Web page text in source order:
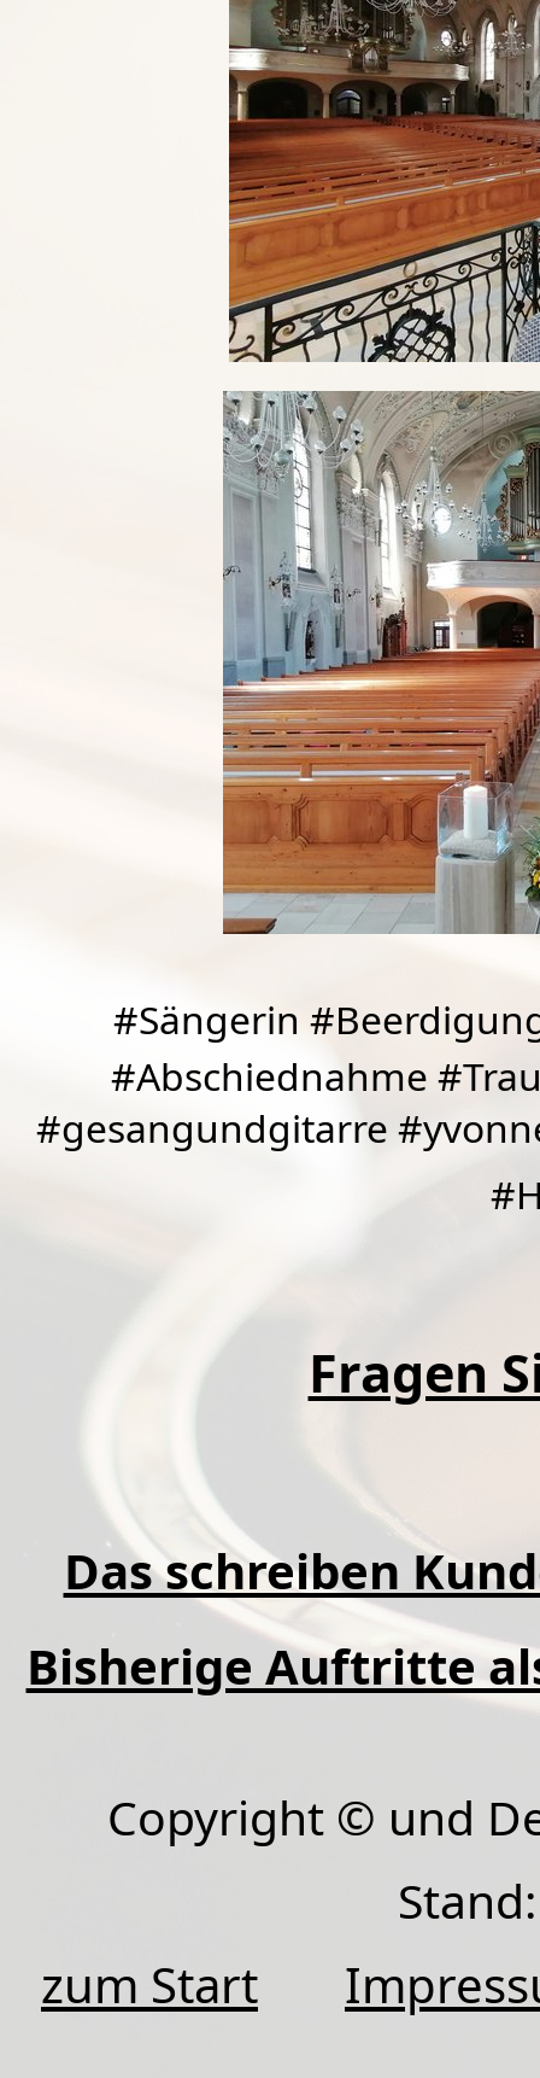
#Sängerin
#Abschiednahme
#gesangundgitarre
Fragen
Das schreiben
Bisherige Auftritte
Copyright © und
zum Start